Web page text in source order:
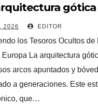
gótica
2026 EDITOR
los Tesoros Ocultos de
Europa La arquitectura
arcos apuntados y
a generaciones. Este
que…